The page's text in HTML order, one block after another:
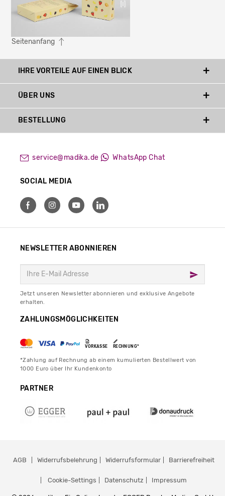
Seitenanfang
IHRE VORTEILE AUF EINEN BLICK
service@madika.de WhatsApp Chat
SOCIAL MEDIA
ÜBER UNS
BESTELLUNG
NEWSLETTER ABONNIEREN
Jetzt unseren Newsletter abonnieren und exklusive Angebote
erhalten.
ZAHLUNGSMÖGLICHKEITEN
VORKASSE RECHNUNG*
*Zahlung auf Rechnung ab einem kumulierten Bestellwert von
1000 Euro über Ihr Kundenkonto
PARTNER
AGB Widerrufsbelehrung Widerrufsformular Barrierefreiheit
Cookie-Settings Datenschutz Impressum